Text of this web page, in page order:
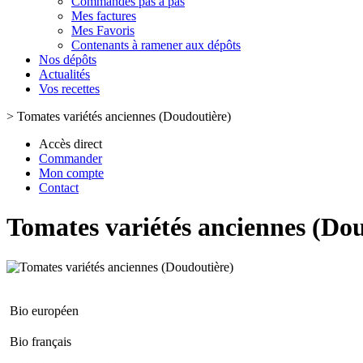
Mes factures
Mes Favoris
Contenants à ramener aux dépôts
Nos dépôts
Actualités
Vos recettes
> Tomates variétés anciennes (Doudoutière)
Accès direct
Commander
Mon compte
Contact
Tomates variétés anciennes
Bio européen
Bio français